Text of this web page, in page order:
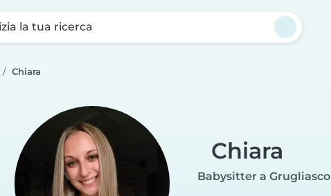
la tua ricerca
Chiara
Chiara
Babysitter a Grugliasco